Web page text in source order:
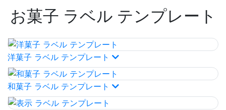
お菓子 ラベル テンプレート
洋菓子 ラベル テンプレート
和菓子 ラベル テンプレート